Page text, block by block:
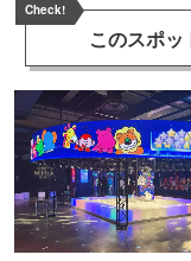
Check!
このスポ